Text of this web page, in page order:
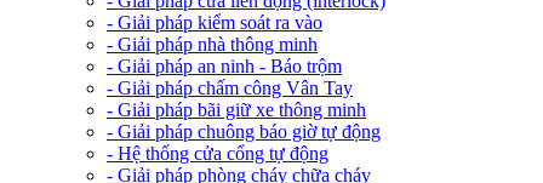
- Giải pháp kiểm soát ra vào
- Giải pháp nhà thông minh
- Giải pháp an ninh - Báo trộm
- Giải pháp chấm công Vân Tay
- Giải pháp bãi giữ xe thông minh
- Giải pháp chuông báo giờ tự động
- Hệ thống cửa cổng tự động
- Giải pháp phòng cháy chữa cháy